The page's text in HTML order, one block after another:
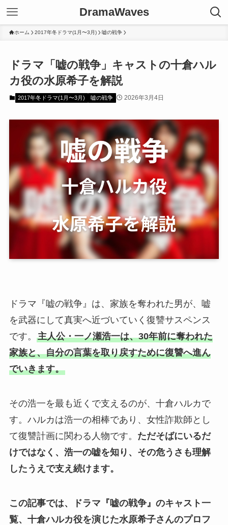
DramaWaves
ホーム 2017年冬ドラマ(1月〜3月) 嘘の戦争
ドラマ「嘘の戦争」キャストの十倉ハル
カ役の水原希子を解説
2017年冬ドラマ(1月〜3月) 嘘の戦争 2026年3月4日
ドラマ『嘘の戦争』は、家族を奪われた男が、嘘
を武器にして真実へ近づいていく復讐サスペンス
です。 主人公・一ノ瀬浩一は、30年前に奪われた
家族と、自分の言葉を取り戻すために復讐へ進ん
でいきます。
その浩一を最も近くで支えるのが、十倉ハルカで
す。ハルカは浩一の相棒であり、女性詐欺師とし
て復讐計画に関わる人物です。 ただそばにいるだ
けではなく、浩一の嘘を知り、その危うさも理解
したうえで支え続けます。
この記事では、ドラマ『嘘の戦争』のキャスト一
覧、十倉ハルカ役を演じた水原希子さんのプロフ